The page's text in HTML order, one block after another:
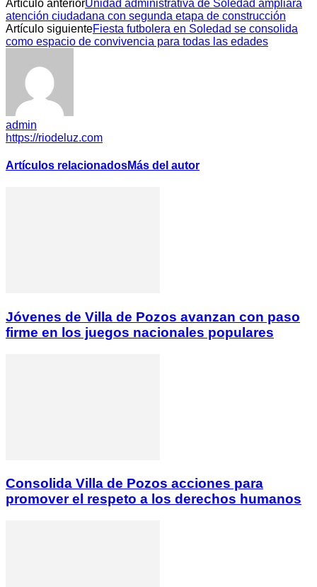
Artículo anteriorUnidad administrativa de Soledad ampliará
atención ciudadana con segunda etapa de construcción
Artículo siguienteFiesta futbolera en Soledad se consolida
como espacio de convivencia para todas las edades
admin
https://riodeluz.com
Artículos relacionadosMás del autor
Jóvenes de Villa de Pozos avanzan con paso
firme en los juegos nacionales populares
Consolida Villa de Pozos acciones para
promover el respeto a los derechos humanos